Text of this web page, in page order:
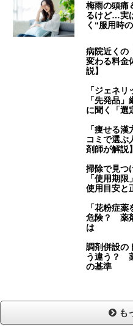
梅雨の頭痛
るけど…実
く“服用時
病院近くの
変わる料金
説】
「ジェネ
「先発品
に聞く「選
「痩せる
コミで選ぶ
剤師が解説】
掃除で見つ
「使用期
使用目安と
「花粉症
危険？ 薬
は
調剤併設の
う違う？
の基準
も